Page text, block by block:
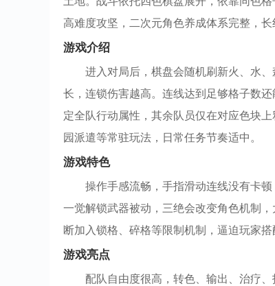
高难度攻坚，二次元角色养成体系完整，长
游戏介绍
进入对局后，棋盘会随机刷新火、水
长，连锁伤害越高。连线达到足够格子数
定全队行动属性，其余队员仅在对应色块
园派遣等常驻玩法，日常任务节奏适中。
游戏特色
操作手感流畅，手指滑动连线没有卡
一觉解锁武器被动，三绝会改变角色机制
断加入锁格、碎格等限制机制，逼迫玩家
游戏亮点
配队自由度很高，转色、输出、治疗